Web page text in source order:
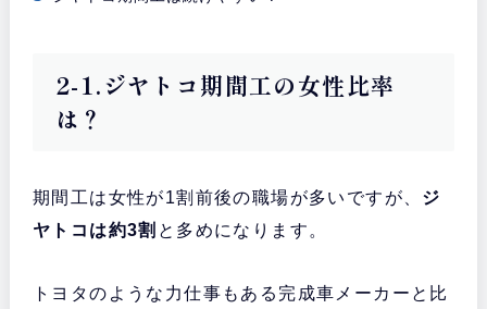
2-1.ジヤトコ期間工の女性比率
は？
期間工は女性が1割前後の職場が多いですが、 ジ
ヤトコは約3割 と多めになります。
トヨタのような力仕事もある完成車メーカーと比